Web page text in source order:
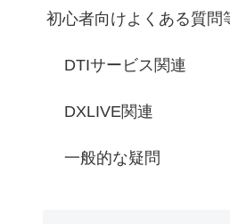
初心者向けよくある質問
DTIサービス関連
DXLIVE関連
一般的な疑問